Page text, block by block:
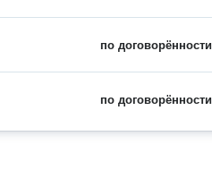
по договорённости
по договорённости